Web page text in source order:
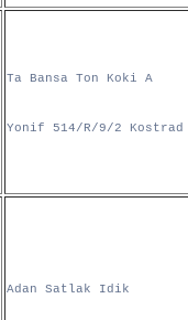
Ta Bansa Ton Koki A
Yonif 514/R/9/2 Kostrad
Adan Satlak Idik